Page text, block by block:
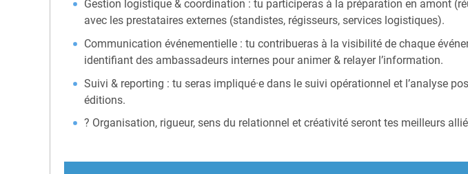
Gestion logistique & coordination : tu participeras à la préparation en amont
avec les prestataires externes (standistes, régisseurs, services logistiques).
Communication événementielle : tu contribueras à la visibilité de chaque
identifiant des ambassadeurs internes pour animer & relayer l’information.
Suivi & reporting : tu seras impliqué·e dans le suivi opérationnel et l’analyse
éditions.
? Organisation, rigueur, sens du relationnel et créativité seront tes meilleurs